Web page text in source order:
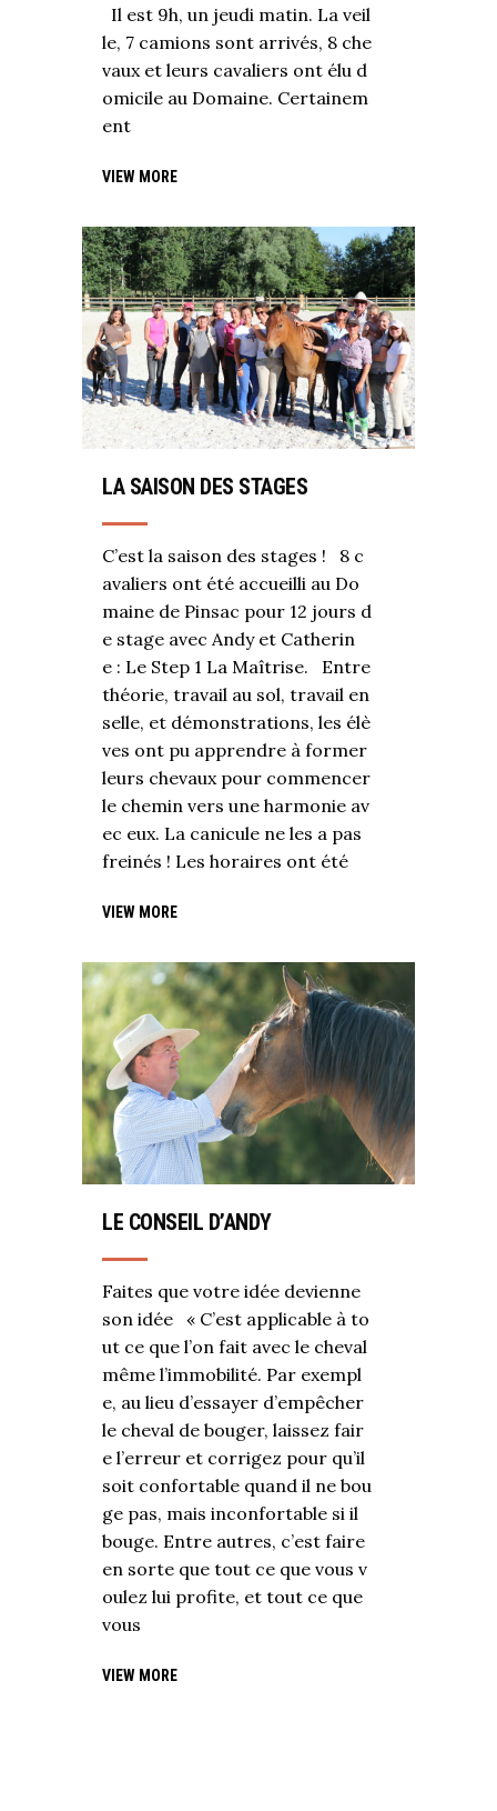
Il est 9h, un jeudi matin. La veil
le, 7 camions sont arrivés, 8 che
vaux et leurs cavaliers ont élu d
omicile au Domaine. Certainem
ent
VIEW MORE
LA SAISON DES STAGES
C’est la saison des stages ! 8 c
avaliers ont été accueilli au Do
maine de Pinsac pour 12 jours d
e stage avec Andy et Catherin
e : Le Step 1 La Maîtrise. Entre
théorie, travail au sol, travail en
selle, et démonstrations, les élè
ves ont pu apprendre à former
leurs chevaux pour commencer
le chemin vers une harmonie av
ec eux. La canicule ne les a pas
freinés ! Les horaires ont été
VIEW MORE
LE CONSEIL D’ANDY
Faites que votre idée devienne
son idée « C’est applicable à to
ut ce que l’on fait avec le cheval
même l’immobilité. Par exempl
e, au lieu d’essayer d’empêcher
le cheval de bouger, laissez fair
e l’erreur et corrigez pour qu’il
soit confortable quand il ne bou
ge pas, mais inconfortable si il
bouge. Entre autres, c’est faire
en sorte que tout ce que vous v
oulez lui profite, et tout ce que
vous
VIEW MORE